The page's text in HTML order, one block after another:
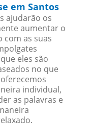
em Santos
ajudarão os
aumentar o
com as suas
eles são
no que
individual,
as palavras e